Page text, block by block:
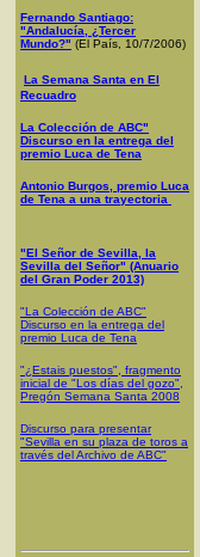
Fernando Santiago:
"Andalucía, ¿Tercer
Mundo?" (El País, 10/7/2006)
La Semana Santa en El
Recuadro
La Colección de ABC"
Discurso en la entrega del
premio Luca de Tena
Antonio Burgos, premio Luca
de Tena a una trayectoria
"El Señor de Sevilla, la
Sevilla del Señor" (Anuario
del Gran Poder 2013)
"La Colección de ABC"
Discurso en la entrega del
premio Luca de Tena
"¿Estais puestos", fragmento
inicial de "Los días del gozo",
Pregón Semana Santa 2008
Discurso para presentar
"Sevilla en su plaza de toros a
través del Archivo de ABC"